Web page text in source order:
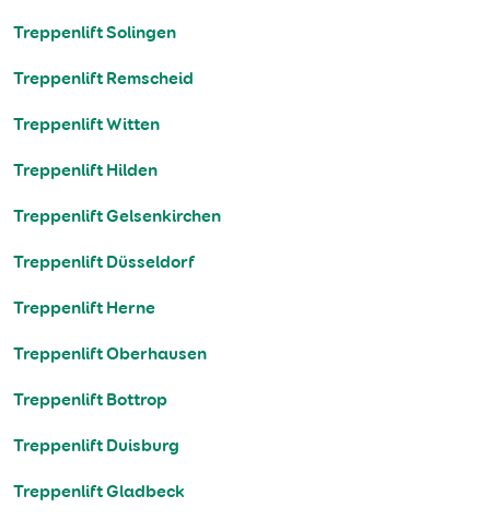
Treppenlift Solingen
Treppenlift Remscheid
Treppenlift Witten
Treppenlift Hilden
Treppenlift Gelsenkirchen
Treppenlift Düsseldorf
Treppenlift Herne
Treppenlift Oberhausen
Treppenlift Bottrop
Treppenlift Duisburg
Treppenlift Gladbeck